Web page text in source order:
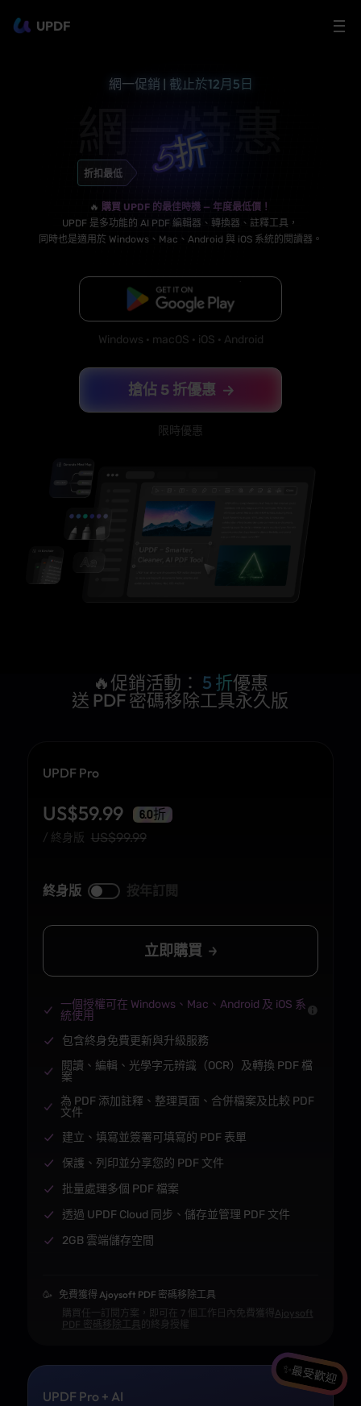
UPDF
網一促銷 | 截止於12月5日
網一特惠
折扣最低 5折
🔥 購買 UPDF 的最佳時機 — 年度最低價！
UPDF 是多功能的 AI PDF 編輯器、轉換器、註釋工具，
同時也是適用於 Windows、Mac、Android 與 iOS 系統的閱讀器。
免費下載
Windows · macOS · iOS · Android
搶佔 5 折優惠
限時優惠
🔥促銷活動： 5 折優惠
送 PDF 密碼移除工具永久版
UPDF Pro
US$59.99 6.0折
/ 終身版 US$99.99
終身版 按年訂閱
立即購買
一個授權可在 Windows、Mac、Android 及 iOS 系
統使用
包含終身免費更新與升級服務
閱讀、編輯、光學字元辨識（OCR）及轉換 PDF 檔
案
為 PDF 添加註釋、整理頁面、合併檔案及比較 PDF
文件
建立、填寫並簽署可填寫的 PDF 表單
保護、列印並分享您的 PDF 文件
批量處理多個 PDF 檔案
透過 UPDF Cloud 同步、儲存並管理 PDF 文件
2GB 雲端儲存空間
🥳 免費獲得 Ajoysoft PDF 密碼移除工具
購買任一訂閱方案，即可在 7 個工作日內免費獲得 Ajoysoft
PDF 密碼移除工具 的終身授權
✨最受歡迎
UPDF Pro + AI